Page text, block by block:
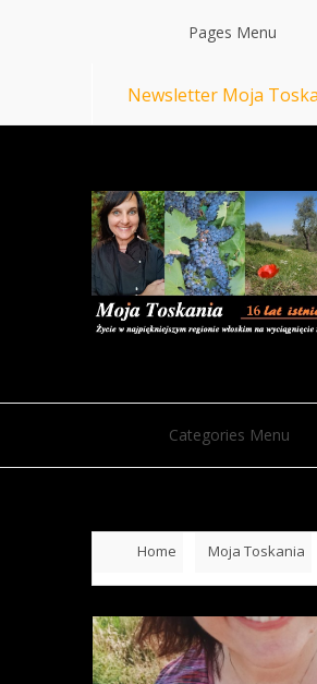
Pages Menu
Newsletter Moja
Categories Menu
Home Moja Toskania